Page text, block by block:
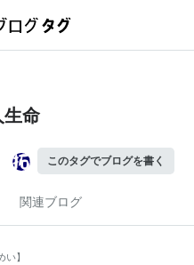
生命
このタグでブログを書く
関連ブログ
い】